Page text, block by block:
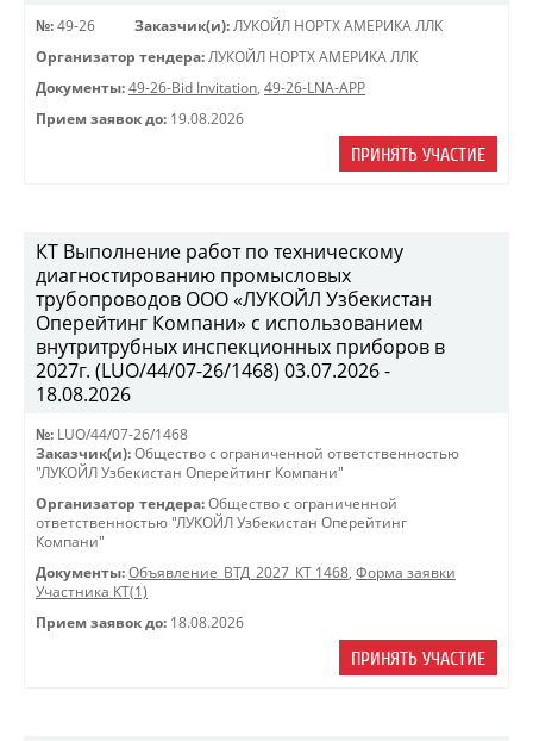
№: 49-26 Заказчик(и): ЛУКОЙЛ НОРТХ АМЕРИКА ЛЛК
Организатор тендера: ЛУКОЙЛ НОРТХ АМЕРИКА ЛЛК
Документы: 49-26-Bid Invitation, 49-26-LNA-APP
Прием заявок до: 19.08.2026
ПРИНЯТЬ УЧАСТИЕ
КТ Выполнение работ по техническому
диагностированию промысловых
трубопроводов ООО «ЛУКОЙЛ Узбекистан
Оперейтинг Компани» с использованием
внутритрубных инспекционных приборов в
2027г. (LUO/44/07-26/1468) 03.07.2026 -
18.08.2026
№: LUO/44/07-26/1468
Заказчик(и): Общество с ограниченной ответственностью
"ЛУКОЙЛ Узбекистан Оперейтинг Компани"
Организатор тендера: Общество с ограниченной
ответственностью "ЛУКОЙЛ Узбекистан Оперейтинг
Компани"
Документы: Объявление_ВТД_2027_КТ 1468, Форма заявки
Участника КТ(1)
Прием заявок до: 18.08.2026
ПРИНЯТЬ УЧАСТИЕ